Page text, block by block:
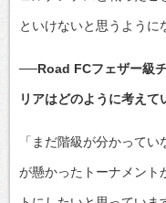
といけないと思うように
──Road FCフェザー級
リアはどのように考えて
「まだ階級が分かって
が懸かったトーナメント